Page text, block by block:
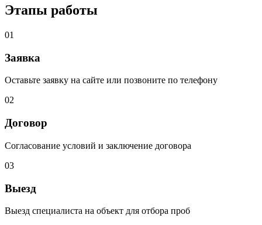
Этапы работы
01
Заявка
Оставьте заявку на сайте или позвоните по телефону
02
Договор
Согласование условий и заключение договора
03
Выезд
Выезд специалиста на объект для отбора проб